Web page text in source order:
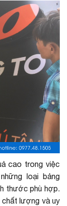
cao trong việc
loại bảng
thước phù hợp.
chất lượng và uy